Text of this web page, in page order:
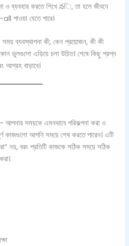
ও ব্যবহার করতে শিখে నি, তা হলে জীবনে
পাওয়া যেতে পারে।
ব্যবস্থাপনা কী, কেন প্রয়োজন, কী কী
ভুলগুলো এড়িয়ে চলা উচিত। শেষে কিছু প্রশ্ন
আগ্রহ বাড়াবে।
আপনার সময়কে এমনভাবে পরিকল্পনা করা ও
কাজগুলো আপনি সময়ে শেষ করতে পারেন। এটি
নয়, বরং প্রতিটি কাজকে সঠিক সময়ে সঠিক